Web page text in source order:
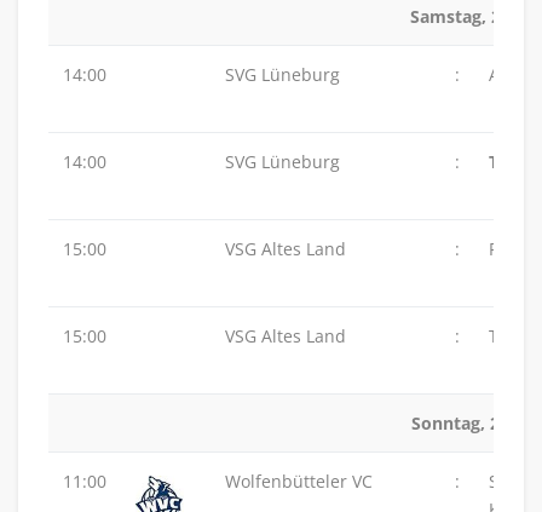
Samstag,
14:00 SVG Lüneburg : ASC
14:00 SVG Lüneburg : TSV
15:00 VSG Altes Land : PSV
15:00 VSG Altes Land : TuS
Sonntag,
11:00 Wolfenbütteler VC :
SG